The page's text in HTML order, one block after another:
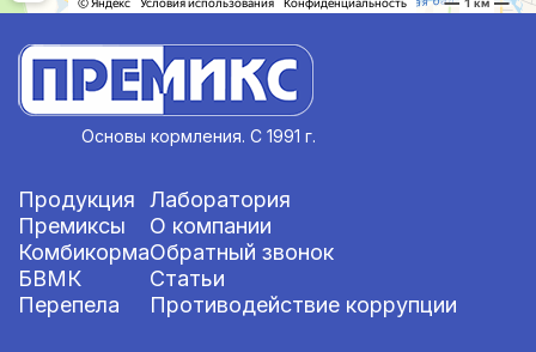
Основы кормления. С 1991 г.
Продукция
Премиксы
Комбикорма
БВМК
Перепела
Лаборатория
О компании
Обратный звонок
Статьи
Противодействие коррупции